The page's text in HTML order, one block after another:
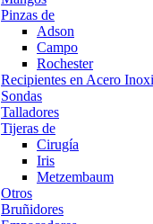
Pinzas de
Adson
Campo
Rochester
Recipientes en Acero
Sondas
Talladores
Tijeras de
Cirugía
Iris
Metzembaum
Otros
Bruñidores